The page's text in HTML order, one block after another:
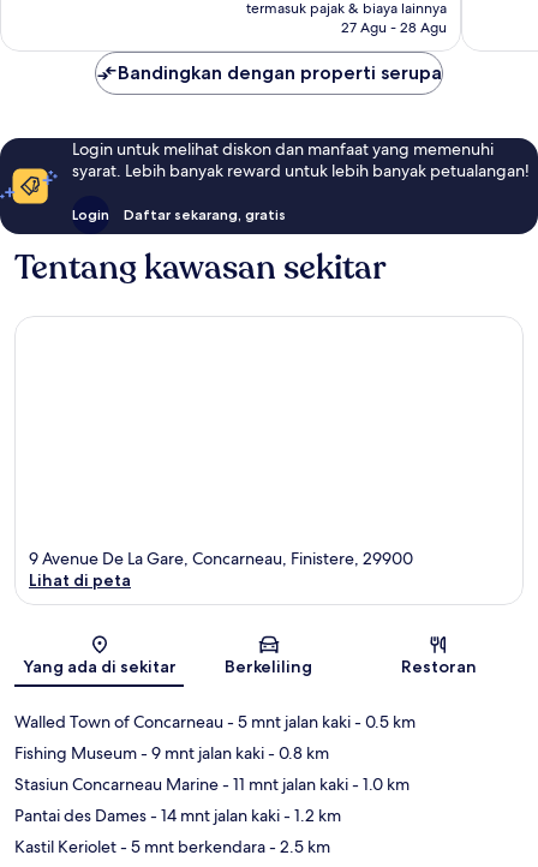
termasuk pajak & biaya lainnya
27 Agu - 28 Agu
Bandingkan dengan properti serupa
Login untuk melihat diskon dan manfaat yang memenuhi
syarat. Lebih banyak reward untuk lebih banyak petualangan!
Login Daftar sekarang, gratis
Tentang kawasan sekitar
Peta
9 Avenue De La Gare, Concarneau, Finistere, 29900
Lihat di peta
Yang ada di sekitar Berkeliling Restoran
Walled Town of Concarneau- 5 mnt jalan kaki- 0.5 km
Fishing Museum- 9 mnt jalan kaki- 0.8 km
Stasiun Concarneau Marine- 11 mnt jalan kaki- 1.0 km
Pantai des Dames- 14 mnt jalan kaki- 1.2 km
Kastil Keriolet- 5 mnt berkendara- 2.5 km